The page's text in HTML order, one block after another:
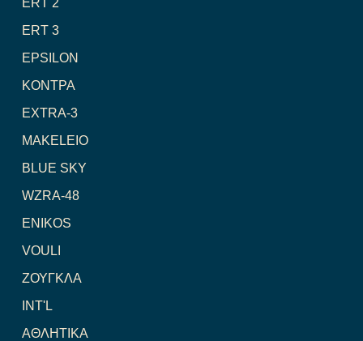
ERT 2
ERT 3
EPSILON
ΚΟΝΤΡΑ
EXTRA-3
MAKELEIO
BLUE SKY
WZRA-48
ENIKOS
VOULI
ΖΟΥΓΚΛΑ
INT'L
ΑΘΛΗΤΙΚΑ